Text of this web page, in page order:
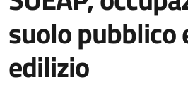
suolo pubblico
edilizio